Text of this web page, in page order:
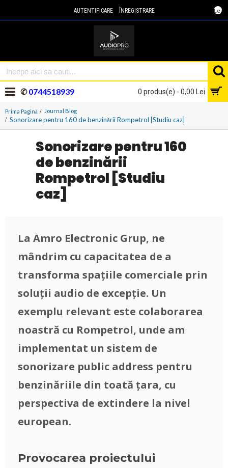
Lei
AUTENTIFICARE ÎNREGISTRARE
0 produs(e) - 0,00 Lei
✆0744518939
Prima Pagină Journal Blog
Sonorizare pentru 160 de benzinării Rompetrol [Studiu caz]
Sonorizare pentru 160
de benzinării
Rompetrol [Studiu
caz]
La Amro Electronic Grup, ne
mândrim cu capacitatea de a
transforma spațiile comerciale prin
soluții audio de excepție. Un
exemplu relevant este colaborarea
noastră cu Rompetrol, unde am
implementat un sistem de
sonorizare public address pentru
benzinăriile din toată țara, cu
perspectiva de extindere la nivel
european.
Provocarea proiectului